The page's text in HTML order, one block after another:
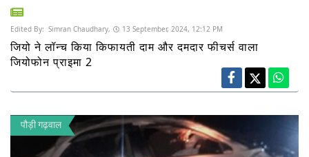
Edited By: Simran Chaudhary, 13 September, 2024, 12:12 PM
जियो ने लॉन्च किया किफायती दाम और दमदार फीचर्स वाला
जियोफोन प्राइमा 2
पौड़ी गढ़वाल